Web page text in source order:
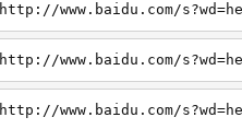
http://www.baidu.com/
http://www.baidu.com/
http://www.baidu.com/